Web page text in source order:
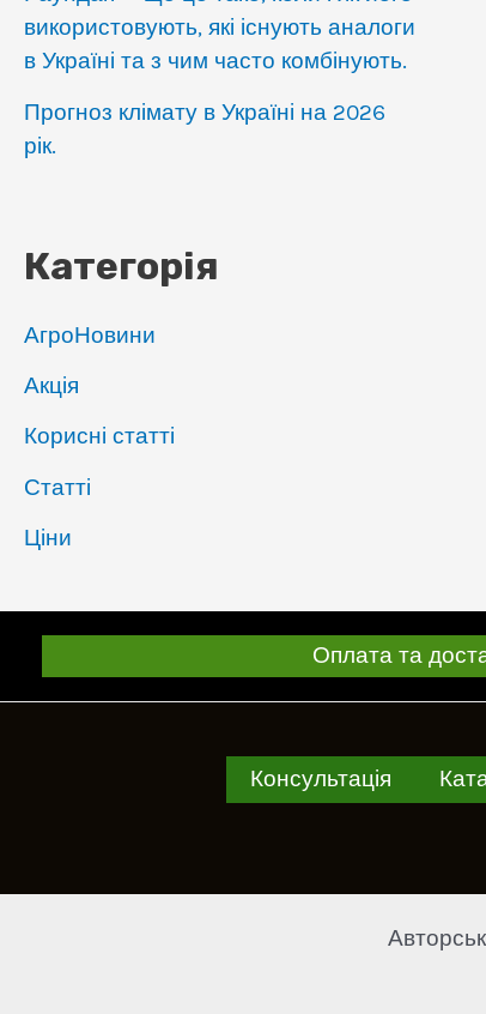
використовують, які існують аналоги
в Україні та з чим часто комбінують.
Прогноз клімату в Україні на 2026
рік.
Категорія
АгроНовини
Акція
Корисні статті
Статті
Ціни
Оплата та
Консультація